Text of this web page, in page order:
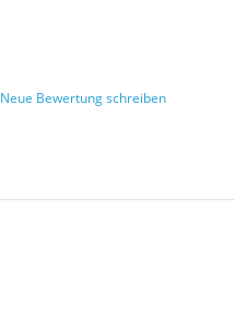
Neue Bewertung schreiben